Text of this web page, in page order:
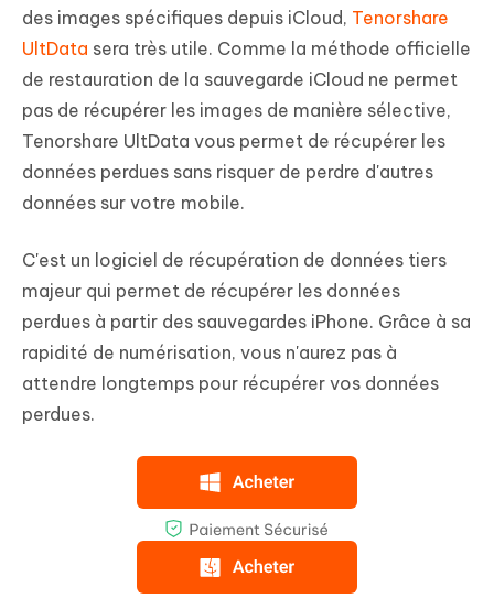
des images spécifiques depuis iCloud, Tenorshare
UltData sera très utile. Comme la méthode officielle
de restauration de la sauvegarde iCloud ne permet
pas de récupérer les images de manière sélective,
Tenorshare UltData vous permet de récupérer les
données perdues sans risquer de perdre d'autres
données sur votre mobile.
C'est un logiciel de récupération de données tiers
majeur qui permet de récupérer les données
perdues à partir des sauvegardes iPhone. Grâce à sa
rapidité de numérisation, vous n'aurez pas à
attendre longtemps pour récupérer vos données
perdues.